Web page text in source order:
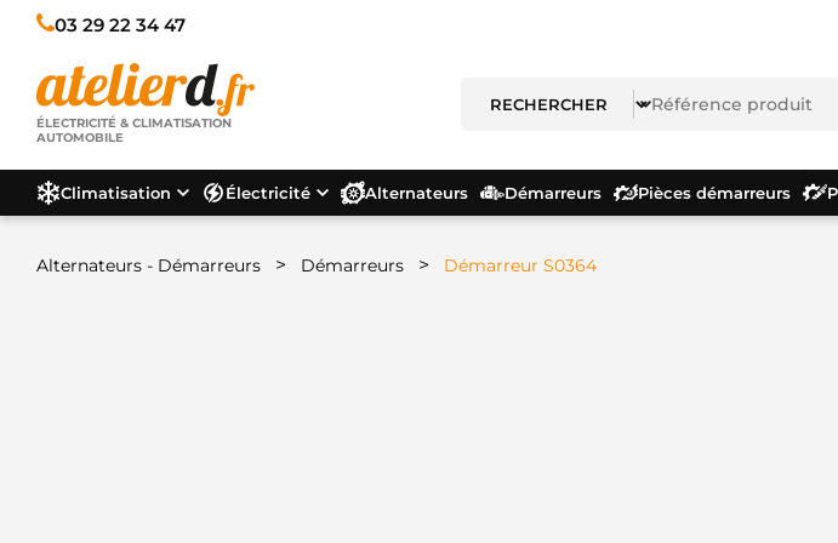
03 29 22 34 47
ÉLECTRICITÉ & CLIMATISATION
AUTOMOBILE
Climatisation Électricité Alternateurs Démarreurs Pièces démarreurs
Alternateurs - Démarreurs > Démarreurs > Démarreur S0364